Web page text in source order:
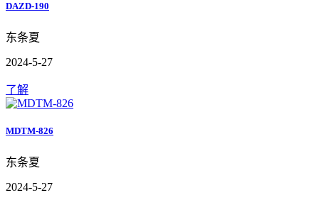
DAZD-190
东条夏
2024-5-27
了解
MDTM-826
东条夏
2024-5-27